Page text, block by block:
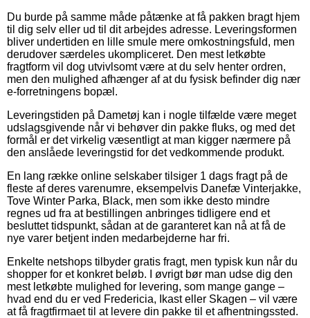
Du burde på samme måde påtænke at få pakken bragt hjem
til dig selv eller ud til dit arbejdes adresse. Leveringsformen
bliver undertiden en lille smule mere omkostningsfuld, men
derudover særdeles ukompliceret. Den mest letkøbte
fragtform vil dog utvivlsomt være at du selv henter ordren,
men den mulighed afhænger af at du fysisk befinder dig nær
e-forretningens bopæl.
Leveringstiden på Dametøj kan i nogle tilfælde være meget
udslagsgivende når vi behøver din pakke fluks, og med det
formål er det virkelig væsentligt at man kigger nærmere på
den anslåede leveringstid for det vedkommende produkt.
En lang række online selskaber tilsiger 1 dags fragt på de
fleste af deres varenumre, eksempelvis Danefæ Vinterjakke,
Tove Winter Parka, Black, men som ikke desto mindre
regnes ud fra at bestillingen anbringes tidligere end et
besluttet tidspunkt, sådan at de garanteret kan nå at få de
nye varer betjent inden medarbejderne har fri.
Enkelte netshops tilbyder gratis fragt, men typisk kun når du
shopper for et konkret beløb. I øvrigt bør man udse dig den
mest letkøbte mulighed for levering, som mange gange –
hvad end du er ved Fredericia, Ikast eller Skagen – vil være
at få fragtfirmaet til at levere din pakke til et afhentningssted.